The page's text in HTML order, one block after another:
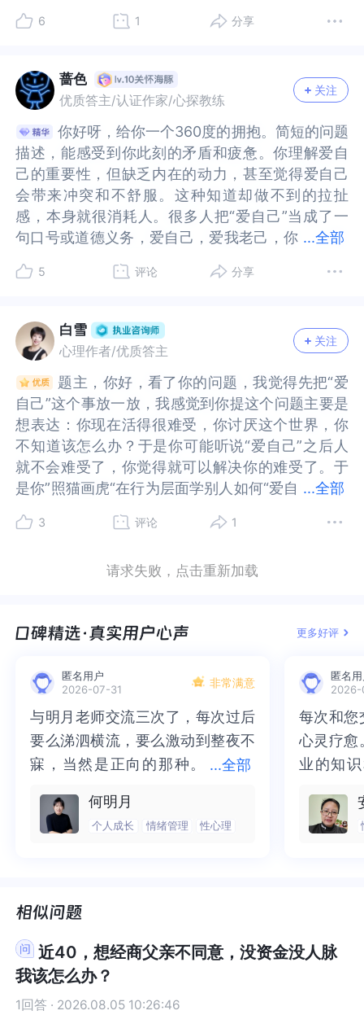
允许，所以就是会有很多冲突。因为我们的模式形
成已久，而且，在潜意识层面会默认只有原来的这
竟这也是我们之前多年的生存模式，突然改变，当
然会有冲突，就像你说的会觉得不舒服，但我们又
自己并不是一件令人愉悦的事情。但是，从客观的
角度来看，这些短期的冲突是可以化解的，我们也
可以在这种冲突的时刻去练习爱自己，就是去无条
件地接纳和允许自己，允许自己会不舒服，允许在
成长的路上会有负反馈，同时，坚持对处在这个状
态中的自己保持友善。因为我们过往的模式，很可
能在这个时候就要批判自己了，而爱自己的模式是
值得被友善对待，虽然我现在还不习惯，但是我可
以对自己更有耐心，慢慢培养自己爱自己的能力。
方法，而是回到情感层面，比如假设你有一个女
儿，你会如何去爱她，或者如果是你的朋友遇到了
同一件事情，你会如何爱她，这能够激活我们内在
本身就有的爱的能力。从你的描述来看，可能我们
更多的是学习用一些方法去做到爱自己，但你觉得
这只是照猫画虎，好像效果不大好，或许可以试试
看，我们回到更本质的层面，也就是回到内在，不
的爱的能力。因为我们的内在都是本自具足的，就
像一个妈妈，虽然她可能小时候没有被好好爱过，
粹的，是我们天然就具有的。我观察我的很多朋友
对自己其实真的是蛮苛刻的，但是在养女儿的时候
确实不一样，可以给到更多的包容和接纳，也会更
有勇气去保护她。有人说，爱自己就是要将自己重
新养育一遍，我觉得我们其实就是可以把自己当成
自己的女儿，去重新养育一遍，这可能更能够激活
你内心中的爱。另外，我们也可以把自己当成自己
最好的朋友，我们对朋友总是会更宽容，更慈悲，
更友善，也会在她遇到任何事情的时候给到她支
持、理解和鼓励，但往往回到自己，又会有很多的
批判和指责。如果我们试着把自己就当作自己最好
练习》，里面关于爱自己有阐述非常详细的理论基
础和实操指导，相信会让你有所收获。3.爱自己是
为了什么？我个人认为，爱自己可以获得很多的好
处，比如，我们学会爱自己之后，在我们的内在就
会有一个可以随时回去的安全基地，也就是有一个
所以就是会有很多冲突。因为我们的模式形成已
久，而且，在潜意识层面会默认只有原来的这套不
也是我们之前多年的生存模式，突然改变，当然会
有冲突，就像你说的会觉得不舒服，但我们又不知
并不是一件令人愉悦的事情。但是，从客观的角度
来看，这些短期的冲突是可以化解的，我们也可以
在这种冲突的时刻去练习爱自己，就是去无条件地
接纳和允许自己，允许自己会不舒服，允许在成长
的路上会有负反馈，同时，坚持对处在这个状态中
的自己保持友善。因为我们过往的模式，很可能在
这个时候就要批判自己了，而爱自己的模式是我们
友善对待，虽然我现在还不习惯，但是我可以对自
己更有耐心，慢慢培养自己爱自己的能力。2.我们
而是回到情感层面，比如假设你有一个女儿，你会
如何去爱她，或者如果是你的朋友遇到了同一件事
情，你会如何爱她，这能够激活我们内在本身就有
的爱的能力。从你的描述来看，可能我们更多的是
学习用一些方法去做到爱自己，但你觉得这只是照
猫画虎，好像效果不大好，或许可以试试看，我们
回到更本质的层面，也就是回到内在，不拘泥于什
力。因为我们的内在都是本自具足的，就像一个妈
妈，虽然她可能小时候没有被好好爱过，但是她可
我们天然就具有的。我观察我的很多朋友对自己其
实真的是蛮苛刻的，但是在养女儿的时候确实不一
样，可以给到更多的包容和接纳，也会更有勇气去
保护她。有人说，爱自己就是要将自己重新养育一
遍，我觉得我们其实就是可以把自己当成自己的女
儿，去重新养育一遍，这可能更能够激活你内心中
的爱。另外，我们也可以把自己当成自己最好的朋
友，我们对朋友总是会更宽容，更慈悲，更友善，
也会在她遇到任何事情的时候给到她支持、理解和
鼓励，但往往回到自己，又会有很多的批判和指
责。如果我们试着把自己就当作自己最好的朋友，
面关于爱自己有阐述非常详细的理论基础和实操指
导，相信会让你有所收获。3.爱自己是为了什么？
我个人认为，爱自己可以获得很多的好处，比如，
我们学会爱自己之后，在我们的内在就会有一个可
以随时回去的安全基地，也就是有一个稳定的内
的，怎么爱呢？如果找不到爱自己的方法，甚至仍
对自己的负面情绪，似乎就更加对自己爱不起来
了，更加没有动力了。所以，在能够爱自己之前，
我们需要先明白一个概念。这个很重要的概念就
是：什么是爱？也许我们第一反应是给自己买好吃
的，对自己好，就是爱。可是，我们可能也会有这
样的体验，就是给自己买了好吃的，或者想玩就去
玩了，但这种快乐似乎是短暂的，很快我们又会觉
得没有那种开心的感觉，而且也并不真的会感觉到
爱。其实“爱“更多指的是一种精神上的感受，它表
现为接纳、认可、陪伴、支持、倾听、理解、还有
尊重等正向情感。而且它有一个前提条件，就是”无
成绩，不管你是否挣了很多钱，你都是被接纳、认
可、陪伴、支持等等的。那么这个时候，你是可以
此，爱自己，其实指的就是对自己“无条件地接纳、
认可、陪伴、支持、倾听、理解、尊重等“。而这
些，其实就是人本心理学其中的一个核心思想。最
难的部分也许不在于所有的这些行动，而是在于它
的前提——“无条件“。我们从小到大，也许已经习
惯了所有”有条件“的爱，它们或许是学习成绩，或
许是表现得乖巧，或许是某方面超越其他孩子……所
时也感觉到，这种有条件的爱，可能就是我们痛苦
到的自己的摸样，如果达不到外界的要求，我们就
会非常焦虑，也会时常感到不自信。如果我们想要
作，去思考在不考虑他人要求的情况下，我们自己
是否能够对自己做到无条件地接纳和支持？“爱自
己”是一个比较大的话题，它不仅涉及到无条件接纳
和支持自己，也会涉及到对自我价值的考量，即我
们的自我价值感来源是哪里，它的程度怎样，它是
否也受到了很多外界干扰因素的影响等。因为篇幅
原因，我们在这里只能尝试给出一些思考方向供你
参考。如果你想要在这方面进行一些探讨，多了解
爱呢？如果找不到爱自己的方法，甚至仍然还是惯
负面情绪，似乎就更加对自己爱不起来了，更加没
有动力了。所以，在能够爱自己之前，我们需要先
明白一个概念。这个很重要的概念就是：什么是
爱？也许我们第一反应是给自己买好吃的，对自己
好，就是爱。可是，我们可能也会有这样的体验，
就是给自己买了好吃的，或者想玩就去玩了，但这
种快乐似乎是短暂的，很快我们又会觉得没有那种
开心的感觉，而且也并不真的会感觉到爱。其
实“爱“更多指的是一种精神上的感受，它表现为接
纳、认可、陪伴、支持、倾听、理解、还有尊重等
正向情感。而且它有一个前提条件，就是”无条
绩，不管你是否挣了很多钱，你都是被接纳、认
可、陪伴、支持等等的。那么这个时候，你是可以
此，爱自己，其实指的就是对自己“无条件地接纳、
认可、陪伴、支持、倾听、理解、尊重等“。而这
些，其实就是人本心理学其中的一个核心思想。最
难的部分也许不在于所有的这些行动，而是在于它
的前提——“无条件“。我们从小到大，也许已经习
惯了所有”有条件“的爱，它们或许是学习成绩，或
许是表现得乖巧，或许是某方面超越其他孩子……所
时也感觉到，这种有条件的爱，可能就是我们痛苦
到的自己的摸样，如果达不到外界的要求，我们就
会非常焦虑，也会时常感到不自信。如果我们想要
作，去思考在不考虑他人要求的情况下，我们自己
是否能够对自己做到无条件地接纳和支持？“爱自
己”是一个比较大的话题，它不仅涉及到无条件接纳
和支持自己，也会涉及到对自我价值的考量，即我
们的自我价值感来源是哪里，它的程度怎样，它是
否也受到了很多外界干扰因素的影响等。因为篇幅
原因，我们在这里只能尝试给出一些思考方向供你
参考。如果你想要在这方面进行一些探讨，多了解
6 1 分享
蔷色
优质答主/认证作家/心探教练
关注
...全部
你好呀，给你一个360度的拥抱。简短的问题
描述，能感受到你此刻的矛盾和疲惫。你理解爱自
己的重要性，但缺乏内在的动力，甚至觉得爱自己
会带来冲突和不舒服。这种知道却做不到的拉扯
感，本身就很消耗人。很多人把“爱自己”当成了一
句口号或道德义务，爱自己，爱我老己，你
说，你应该怎么怎么做，比如，你要赞美自己，告
所有的美好等等。但这些更多是爱自己之后，才能
做出来的事情，而不是做了什么事情，让自己可发
自内心的爱自己。这就有点本末倒置了。在这里，
我的建议，不要分析为什么你没动力，也不去探索
如何让你有动力。我们来看看你可以做点什么，不
是为了适应你讨厌的世界，也不是得到快乐幸福，
甚至不一定是为了爱自己，而是单纯的找点事做，
反正人生那么长，一时半会还走不开，反正闲着也
是闲着，就当是陪这个世界做个游戏。第一，不要
把“爱自己”想象成很宏大的一件事，就把它当成是
日常生活中的一件小事，像吃饭喝水一样。你不需
自己暂时不爱自己”，接纳自己可能没有爱自己的能
馈，甚至会带来冲突和不适。这说明了，爱自己不
不爱自己的时候，就像是有一个施暴的狱卒，它在
既是弱小的受害者，同时也是那个残忍的施暴者。
而爱自己，就是停止内耗的过程。它也许无法让你
突然快乐起来，但至少让你不再额外给自己制造痛
个强大的敌人，一个是外在的世界，另一个是内在
的自己。爱自己，至少先解除了一个敌人的武装，
另外一个问题。对于现在的你来说，如果把不幸和
幸福看成是一个坐标。往左是不幸，往右是幸福，
你现在在不幸的那一边。你不能指望立马到了幸福
的那一边，而是可以先让自己到了零点，零点就是
没有觉得不幸，但也没觉得多么幸福，就是一种平
描述，能感受到你此刻的矛盾和疲惫。你理解爱自
己的重要性，但缺乏内在的动力，甚至觉得爱自己
会带来冲突和不舒服。这种知道却做不到的拉扯
感，本身就很消耗人。很多人把“爱自己”当成了一
句口号或道德义务，爱自己，爱我老己，你要说，
该怎么怎么做，比如，你要赞美自己，告诉自己很
好等等。但这些更多是爱自己之后，才能做出来的
事情，而不是做了什么事情，让自己可发自内心的
爱自己。这就有点本末倒置了。在这里，我的建
议，不要分析为什么你没动力，也不去探索如何让
你有动力。我们来看看你可以做点什么，不是为了
适应你讨厌的世界，也不是得到快乐幸福，甚至不
一定是为了爱自己，而是单纯的找点事做，反正人
生那么长，一时半会还走不开，反正闲着也是闲
着，就当是陪这个世界做个游戏。第一，不要把“爱
自己”想象成很宏大的一件事，就把它当成是日常生
活中的一件小事，像吃饭喝水一样。你不需要沐浴
时不爱自己”，接纳自己可能没有爱自己的能力，接
会带来冲突和不适。这说明了，爱自己不是一种享
的时候，就像是有一个施暴的狱卒，它在不断用否
的受害者，同时也是那个残忍的施暴者。而爱自
己，就是停止内耗的过程。它也许无法让你突然快
乐起来，但至少让你不再额外给自己制造痛苦。当
的敌人，一个是外在的世界，另一个是内在的自
己。爱自己，至少先解除了一个敌人的武装，可以
个问题。对于现在的你来说，如果把不幸和幸福看
成是一个坐标。往左是不幸，往右是幸福，你现在
在不幸的那一边。你不能指望立马到了幸福的那一
边，而是可以先让自己到了零点，零点就是没有觉
得不幸，但也没觉得多么幸福，就是一种平淡安稳
5 评论 分享
白雪
心理作者/优质答主
关注
...全部
题主，你好，看了你的问题，我觉得先把“爱
自己”这个事放一放，我感觉到你提这个问题主要是
想表达：你现在活得很难受，你讨厌这个世界，你
不知道该怎么办？于是你可能听说“爱自己”之后人
就不会难受了，你觉得就可以解决你的难受了。于
是你”照猫画虎“在行为层面学别人如何“爱自
还浪费你的精力，于是你很困惑，才提出这个问
是”爱自己”的这个问题，而是你想如何解决“你现在
你的提问！
自己”这个事放一放，我感觉到你提这个问题主要是
想表达：你现在活得很难受，你讨厌这个世界，你
不知道该怎么办？于是你可能听说“爱自己”之后人
就不会难受了，你觉得就可以解决你的难受了。于
是你”照猫画虎“在行为层面学别人如何“爱自己”，发
你的精力，于是你很困惑，才提出这个问题“人为什
这个问题，而是你想如何解决“你现在活得很难
问！
3 评论 1
请求失败，点击重新加载
更多好评
匿名用户
2026-07-31
非常满意
...全部
与明月老师交流三次了，每次过后
要么涕泗横流，要么激动到整夜不
寐，当然是正向的那种。
来，觉得不必再踽踽独行，也不必
再困于桎梏，更不必觉得这半生所
前行。
与明月老师交流三次了，每次过后
要么涕泗横流，要么激动到整夜不
寐，当然是正向的那种。二十多年
不必再踽踽独行，也不必再困于桎
梏，更不必觉得这半生所积，靡有
行。
何明月
个人成长 情绪管理 性心理
匿名
2026-
每次和您
心灵疗愈
业的知
我喘不
逐渐释
每次和您
心灵疗愈
业的知识
气的情
然。感
近40，想经商父亲不同意，没资金没人脉
我该怎么办？
1回答 · 2026.08.05 10:26:46